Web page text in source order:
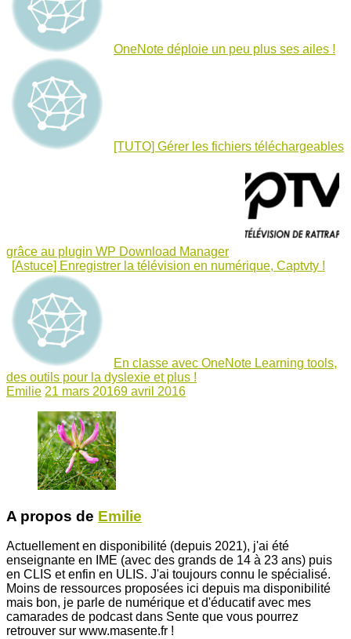
OneNote déploie un peu plus ses ailes !
[TUTO] Gérer les fichiers téléchargeables
grâce au plugin WP Download Manager
[Astuce] Enregistrer la télévision en numérique, Captvty !
En classe avec OneNote Learning tools,
des outils pour la dyslexie et plus !
Emilie 21 mars 20169 avril 2016
A propos de Emilie
Actuellement en disponibilité (depuis 2021), j'ai été
enseignante en IME (avec des grands de 14 à 23 ans) puis
en CLIS et enfin en ULIS. J'ai toujours connu le spécialisé.
Moins de ressources proposées ici depuis ma disponibilité
mais bon, je parle de numérique et d'éducatif avec mes
camarades de podcast dans Sente que vous pourrez
retrouver sur www.masente.fr !